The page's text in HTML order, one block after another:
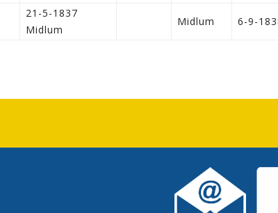
21-5-1837
Midlum
Midlum 6-9-